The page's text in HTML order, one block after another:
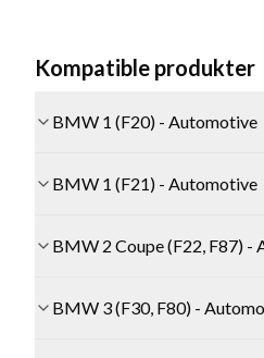
Kompatible produkter
BMW 1 (F20) - Automotive
BMW 1 (F21) - Automotive
BMW 2 Coupe (F22, F87) -
BMW 3 (F30, F80) -